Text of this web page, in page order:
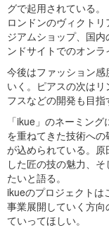
グで起用されている。
ロンドンのヴィクト
ジアムショップ、国
ンドサイトでのオンラ
今後はファッション
いく。ピアスの次は
フスなどの開発も目指
「ikue」のネーミン
を重ねてきた技術へ
が込められている。
した匠の技の魅力、
たいと語る。
ikueのプロジェクトは
事業展開していく方
ていってほしい。